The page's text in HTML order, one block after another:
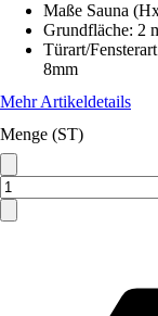
Maße Sauna
Grundfläche: 2
Türart/Fensterart
8mm
Mehr Artikeldetails
Menge (ST)